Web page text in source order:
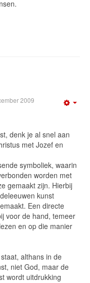
2009
denk je al snel aan
met Jozef en
symboliek, waarin
worden met
gemaakt zijn. Hierbij
kunst
Een directe
voor de hand, temeer
en op die manier
althans in de
niet God, maar de
wordt uitdrukking